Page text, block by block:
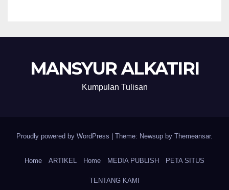
MANSYUR ALKATIRI
Kumpulan Tulisan
Proudly powered by WordPress Theme: Newsup by Themeansar.
Home ARTIKEL Home MEDIA PUBLISH PETA SITUS
TENTANG KAMI